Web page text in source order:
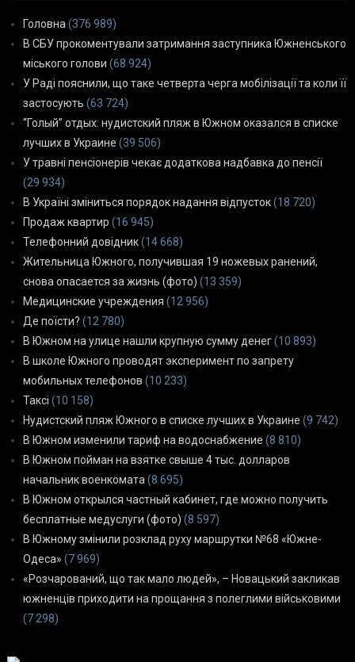
Головна (376 989)
В СБУ прокоментували затримання заступника Южненського
міського голови (68 924)
У Раді пояснили, що таке четверта черга мобілізації та коли її
застосують (63 724)
“Голый” отдых: нудистский пляж в Южном оказался в списке
лучших в Украине (39 506)
У травні пенсіонерів чекає додаткова надбавка до пенсії
(29 934)
В Україні зміниться порядок надання відпусток(18 720)
Продаж квартир (16 945)
Телефонний довідник(14 668)
Жительница Южного, получившая 19 ножевых ранений,
снова опасается за жизнь (фото) (13 359)
Медицинские учреждения (12 956)
Де поїсти? (12 780)
В Южном на улице нашли крупную сумму денег(10 893)
В школе Южного проводят эксперимент по запрету
мобильных телефонов (10 233)
Таксі (10 158)
Нудистский пляж Южного в списке лучших в Украине (9 742)
В Южном изменили тариф на водоснабжение (8 810)
В Южном пойман на взятке свыше 4 тыс. долларов
начальник военкомата (8 695)
В Южном открылся частный кабинет, где можно получить
бесплатные медуслуги (фото) (8 597)
В Южному змінили розклад руху маршрутки №68 «Южне-
Одеса» (7 969)
«Розчарований, що так мало людей», – Новацький закликав
южненців приходити на прощання з полеглими військовими
(7 298)